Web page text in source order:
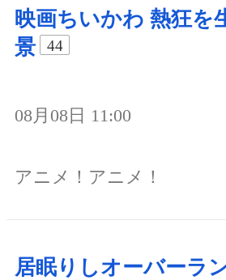
映画ちいかわ 熱狂を
景
44
08月08日 11:00
アニメ！アニメ！
居眠りしオーバーラ